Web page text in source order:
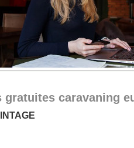
gratuites caravaning